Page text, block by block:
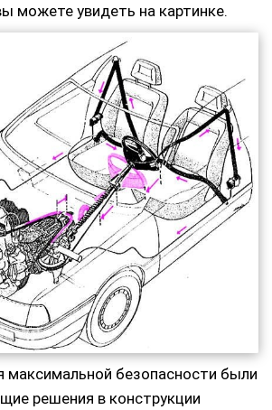
можете увидеть на картинке.
максимальной безопасности были
решения в конструкции